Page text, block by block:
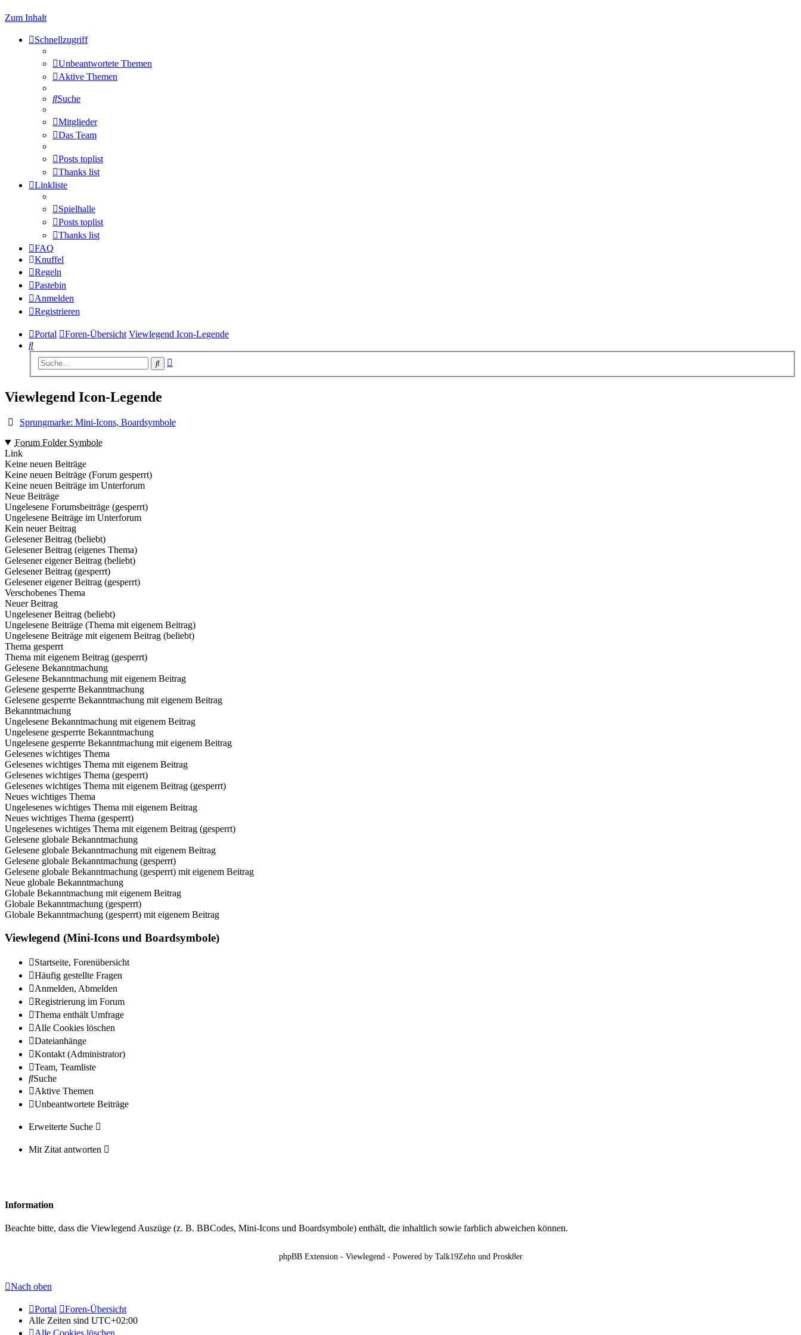
Zum Inhalt
Schnellzugriff
Unbeantwortete Themen
Aktive Themen
Suche
Mitglieder
Das Team
Posts toplist
Thanks list
Linkliste
Spielhalle
Posts toplist
Thanks list
FAQ
Knuffel
Regeln
Pastebin
Anmelden
Registrieren
Portal Foren-Übersicht Viewlegend Icon-Legende
Suche
Suche
Viewlegend Icon-Legende
Sprungmarke: Mini-Icons, Boardsymbole
Forum Folder Symbole
Link
Keine neuen Beiträge
Keine neuen Beiträge (Forum gesperrt)
Keine neuen Beiträge im Unterforum
Neue Beiträge
Ungelesene Forumsbeiträge (gesperrt)
Ungelesene Beiträge im Unterforum
Kein neuer Beitrag
Gelesener Beitrag (beliebt)
Gelesener Beitrag (eigenes Thema)
Gelesener eigener Beitrag (beliebt)
Gelesener Beitrag (gesperrt)
Gelesener eigener Beitrag (gesperrt)
Verschobenes Thema
Neuer Beitrag
Ungelesener Beitrag (beliebt)
Ungelesene Beiträge (Thema mit eigenem Beitrag)
Ungelesene Beiträge mit eigenem Beitrag (beliebt)
Thema gesperrt
Thema mit eigenem Beitrag (gesperrt)
Gelesene Bekanntmachung
Gelesene Bekanntmachung mit eigenem Beitrag
Gelesene gesperrte Bekanntmachung
Gelesene gesperrte Bekanntmachung mit eigenem Beitrag
Bekanntmachung
Ungelesene Bekanntmachung mit eigenem Beitrag
Ungelesene gesperrte Bekanntmachung
Ungelesene gesperrte Bekanntmachung mit eigenem Beitrag
Gelesenes wichtiges Thema
Gelesenes wichtiges Thema mit eigenem Beitrag
Gelesenes wichtiges Thema (gesperrt)
Gelesenes wichtiges Thema mit eigenem Beitrag (gesperrt)
Neues wichtiges Thema
Ungelesenes wichtiges Thema mit eigenem Beitrag
Neues wichtiges Thema (gesperrt)
Ungelesenes wichtiges Thema mit eigenem Beitrag (gesperrt)
Gelesene globale Bekanntmachung
Gelesene globale Bekanntmachung mit eigenem Beitrag
Gelesene globale Bekanntmachung (gesperrt)
Gelesene globale Bekanntmachung (gesperrt) mit eigenem Beitrag
Neue globale Bekanntmachung
Globale Bekanntmachung mit eigenem Beitrag
Globale Bekanntmachung (gesperrt)
Globale Bekanntmachung (gesperrt) mit eigenem Beitrag
Viewlegend (Mini-Icons und Boardsymbole)
Startseite, Forenübersicht
Häufig gestellte Fragen
Anmelden, Abmelden
Registrierung im Forum
Thema enthält Umfrage
Alle Cookies löschen
Dateianhänge
Kontakt (Administrator)
Team, Teamliste
Suche
Aktive Themen
Unbeantwortete Beiträge
Erweiterte Suche
Mit Zitat antworten
Information
Beachte bitte, dass die Viewlegend Auszüge (z. B. BBCodes, Mini-Icons und Boardsymbole) enthält, die inhaltlich sowie farblich abweichen können.
phpBB Extension - Viewlegend - Powered by Talk19Zehn und Prosk8er
Nach oben
Portal
Foren-Übersicht
Alle Zeiten sind UTC+02:00
Alle Cookies löschen